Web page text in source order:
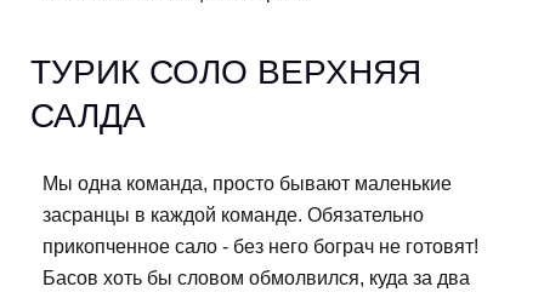
ТУРИК СОЛО ВЕРХНЯЯ
САЛДА
Мы одна команда, просто бывают маленькие
засранцы в каждой команде. Обязательно
прикопченное сало - без него бограч не готовят!
Басов хоть бы словом обмолвился, куда за два